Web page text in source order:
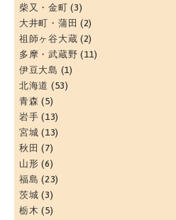
柴又・金町 (3)
大井町・蒲田 (2)
祖師ヶ谷大蔵 (2)
多摩・武蔵野 (11)
伊豆大島 (1)
北海道 (53)
青森 (5)
岩手 (13)
宮城 (13)
秋田 (7)
山形 (6)
福島 (23)
茨城 (3)
栃木 (5)